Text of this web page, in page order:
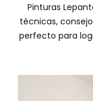
Pinturas
técnicas,
perfecto para